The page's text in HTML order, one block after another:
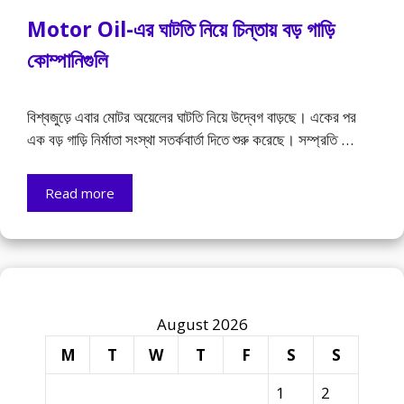
Motor Oil-এর ঘাটতি নিয়ে চিন্তায় বড় গাড়ি
কোম্পানিগুলি
বিশ্বজুড়ে এবার মোটর অয়েলের ঘাটতি নিয়ে উদ্বেগ বাড়ছে। একের পর
এক বড় গাড়ি নির্মাতা সংস্থা সতর্কবার্তা দিতে শুরু করেছে। সম্প্রতি …
Read more
August 2026
M
T W T F S
S
1
2